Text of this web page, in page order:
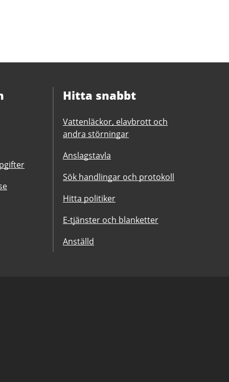
Hitta snabbt
Vattenläckor, elavbrott och
andra störningar
Anslagstavla
Sök handlingar och protokoll
Hitta politiker
E-tjänster och blanketter
Anställd